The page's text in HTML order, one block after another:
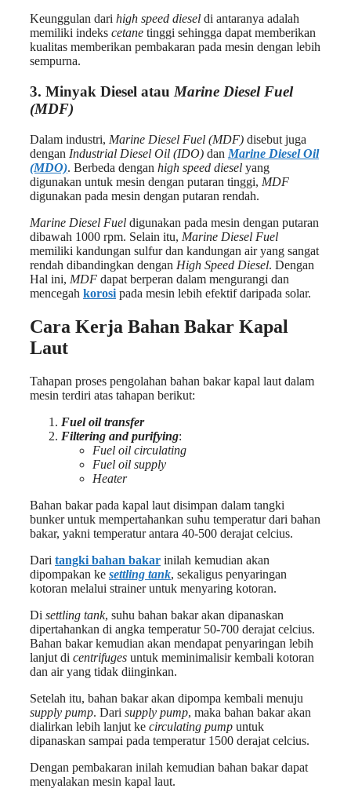
Keunggulan dari high speed diesel di antaranya adalah
memiliki indeks cetane tinggi sehingga dapat memberikan
kualitas memberikan pembakaran pada mesin dengan lebih
sempurna.
3. Minyak Diesel atau Marine Diesel Fuel
(MDF)
Dalam industri, Marine Diesel Fuel (MDF) disebut juga
dengan Industrial Diesel Oil (IDO) dan Marine Diesel Oil
(MDO). Berbeda dengan high speed diesel yang
digunakan untuk mesin dengan putaran tinggi, MDF
digunakan pada mesin dengan putaran rendah.
Marine Diesel Fuel digunakan pada mesin dengan putaran
dibawah 1000 rpm. Selain itu, Marine Diesel Fuel
memiliki kandungan sulfur dan kandungan air yang sangat
rendah dibandingkan dengan High Speed Diesel. Dengan
Hal ini, MDF dapat berperan dalam mengurangi dan
mencegah korosi pada mesin lebih efektif daripada solar.
Cara Kerja Bahan Bakar Kapal
Laut
Tahapan proses pengolahan bahan bakar kapal laut dalam
mesin terdiri atas tahapan berikut:
Fuel oil transfer
Filtering and purifying:
Fuel oil circulating
Fuel oil supply
Heater
Bahan bakar pada kapal laut disimpan dalam tangki
bunker untuk mempertahankan suhu temperatur dari bahan
bakar, yakni temperatur antara 40-500 derajat celcius.
Dari tangki bahan bakar inilah kemudian akan
dipompakan ke settling tank, sekaligus penyaringan
kotoran melalui strainer untuk menyaring kotoran.
Di settling tank, suhu bahan bakar akan dipanaskan
dipertahankan di angka temperatur 50-700 derajat celcius.
Bahan bakar kemudian akan mendapat penyaringan lebih
lanjut di centrifuges untuk meminimalisir kembali kotoran
dan air yang tidak diinginkan.
Setelah itu, bahan bakar akan dipompa kembali menuju
supply pump. Dari supply pump, maka bahan bakar akan
dialirkan lebih lanjut ke circulating pump untuk
dipanaskan sampai pada temperatur 1500 derajat celcius.
Dengan pembakaran inilah kemudian bahan bakar dapat
menyalakan mesin kapal laut.